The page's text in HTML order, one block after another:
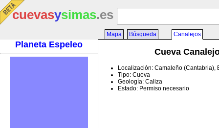
cuevasysimas.es
Planeta Espeleo
Mapa Búsqueda Canalejos
Cueva
Localización: Camaleño (Cantabria),
Tipo: Cueva
Geología: Caliza
Estado: Permiso necesario